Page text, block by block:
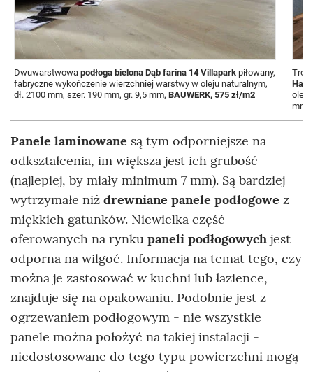
Dwuwarstwowa podłoga bielona Dąb farina 14 Villapark piłowany,
fabryczne wykończenie wierzchniej warstwy w oleju naturalnym,
dł. 2100 mm, szer. 190 mm, gr. 9,5 mm, BAUWERK, 575 zł/m2
mm,
Panele laminowane są tym odporniejsze na
odkształcenia, im większa jest ich grubość
(najlepiej, by miały minimum 7 mm). Są bardziej
wytrzymałe niż drewniane panele podłogowe z
miękkich gatunków. Niewielka część
oferowanych na rynku paneli podłogowych jest
odporna na wilgoć. Informacja na temat tego, czy
można je zastosować w kuchni lub łazience,
znajduje się na opakowaniu. Podobnie jest z
ogrzewaniem podłogowym - nie wszystkie
panele można położyć na takiej instalacji -
niedostosowane do tego typu powierzchni mogą